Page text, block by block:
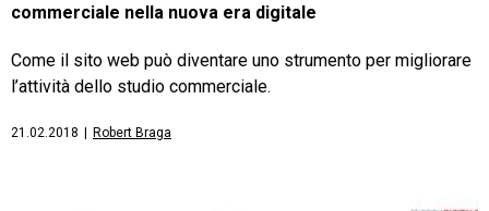
commerciale nella nuova era digitale
Come il sito web può diventare uno strumento per migliorare
l’attività dello studio commerciale.
21.02.2018 | Robert Braga